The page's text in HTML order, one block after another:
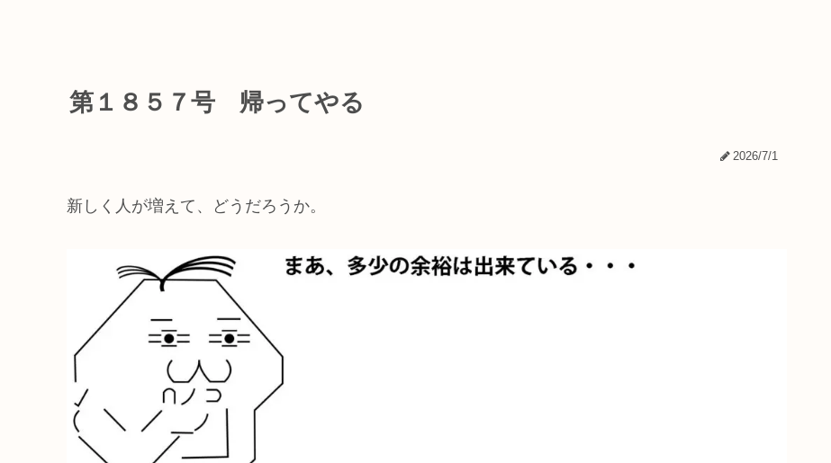
第１８５７号 帰ってやる
2026/7/1
新しく人が増えて、どうだろうか。